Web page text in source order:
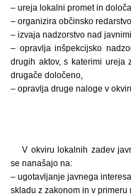
– ureja lokalni promet in
– organizira občinsko redarstvo,
– izvaja nadzorstvo nad
– opravlja inšpekcijsko
drugih aktov, s katerimi ureja
drugače določeno,
– opravlja druge naloge v
V okviru lokalnih zadev
se nanašajo na:
– ugotavljanje javnega
skladu z zakonom in v primeru